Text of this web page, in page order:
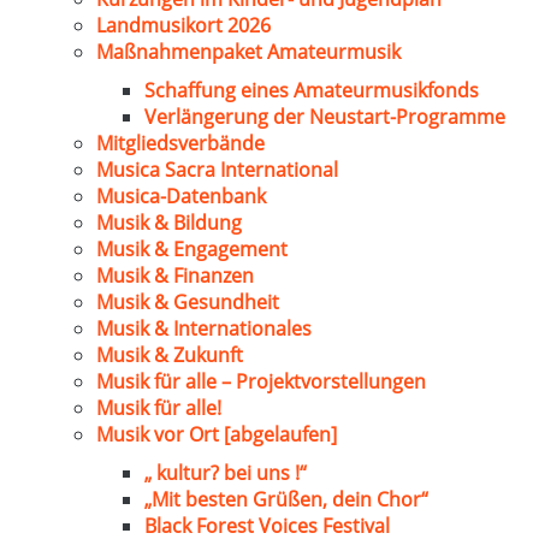
Landmusikort 2026
Maßnahmenpaket Amateurmusik
Schaffung eines Amateurmusikfonds
Verlängerung der Neustart-Programme
Mitgliedsverbände
Musica Sacra International
Musica-Datenbank
Musik & Bildung
Musik & Engagement
Musik & Finanzen
Musik & Gesundheit
Musik & Internationales
Musik & Zukunft
Musik für alle – Projektvorstellungen
Musik für alle!
Musik vor Ort [abgelaufen]
„ kultur? bei uns !“
„Mit besten Grüßen, dein Chor“
Black Forest Voices Festival